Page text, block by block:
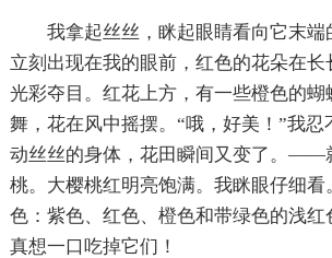
我拿起丝丝，眯起眼睛看向它末端
立刻出现在我的眼前，红色的花朵在
光彩夺目。红花上方，有一些橙色的
舞，花在风中摇摆。“哦，好美！”我
动丝丝的身体，花田瞬间又变了。——
桃。大樱桃红明亮饱满。我眯眼仔细看
色：紫色、红色、橙色和带绿色的浅
真想一口吃掉它们！